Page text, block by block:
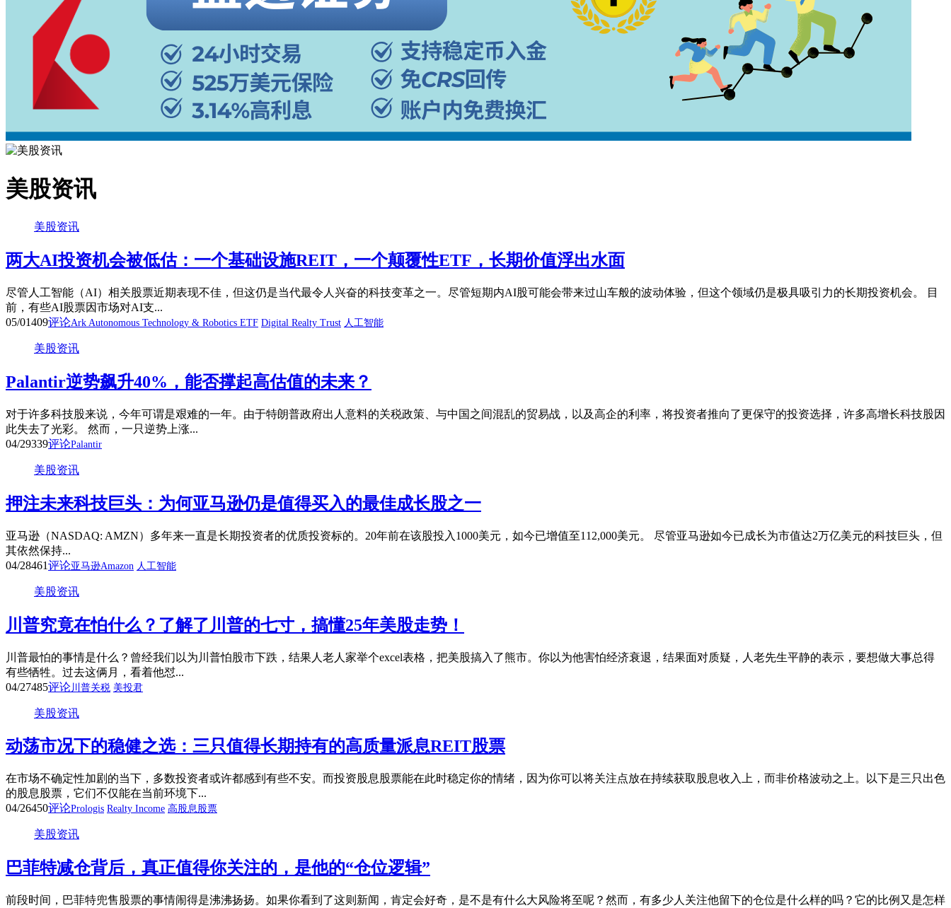
美股资讯
美股资讯
两大AI投资机会被低估：一个基础设施REIT，一个颠覆性ETF，长期价值浮出水面
尽管人工智能（AI）相关股票近期表现不佳，但这仍是当代最令人兴奋的科技变革之一。尽管短期内AI股可能会带来过山车般的波动体验，但这个领域仍是极具吸引力的长期投资机会。 目
前，有些AI股票因市场对AI支...
05/01409评论Ark Autonomous Technology & Robotics ETF Digital Realty Trust 人工智能
美股资讯
Palantir逆势飙升40%，能否撑起高估值的未来？
对于许多科技股来说，今年可谓是艰难的一年。由于特朗普政府出人意料的关税政策、与中国之间混乱的贸易战，以及高企的利率，将投资者推向了更保守的投资选择，许多高增长科技股因
此失去了光彩。 然而，一只逆势上涨...
04/29339评论Palantir
美股资讯
押注未来科技巨头：为何亚马逊仍是值得买入的最佳成长股之一
亚马逊（NASDAQ: AMZN）多年来一直是长期投资者的优质投资标的。20年前在该股投入1000美元，如今已增值至112,000美元。 尽管亚马逊如今已成长为市值达2万亿美元的科技巨头，但
其依然保持...
04/28461评论亚马逊Amazon 人工智能
美股资讯
川普究竟在怕什么？了解了川普的七寸，搞懂25年美股走势！
川普最怕的事情是什么？曾经我们以为川普怕股市下跌，结果人老人家举个excel表格，把美股搞入了熊市。你以为他害怕经济衰退，结果面对质疑，人老先生平静的表示，要想做大事总得
有些牺牲。过去这俩月，看着他怼...
04/27485评论 川普关税 美投君
美股资讯
动荡市况下的稳健之选：三只值得长期持有的高质量派息REIT股票
在市场不确定性加剧的当下，多数投资者或许都感到有些不安。而投资股息股票能在此时稳定你的情绪，因为你可以将关注点放在持续获取股息收入上，而非价格波动之上。以下是三只出色
的股息股票，它们不仅能在当前环境下...
04/26450评论Prologis Realty Income 高股息股票
美股资讯
巴菲特减仓背后，真正值得你关注的，是他的“仓位逻辑”
前段时间，巴菲特兜售股票的事情闹得是沸沸扬扬。如果你看到了这则新闻，肯定会好奇，是不是有什么大风险将至呢？然而，有多少人关注他留下的仓位是什么样的吗？它的比例又是怎样